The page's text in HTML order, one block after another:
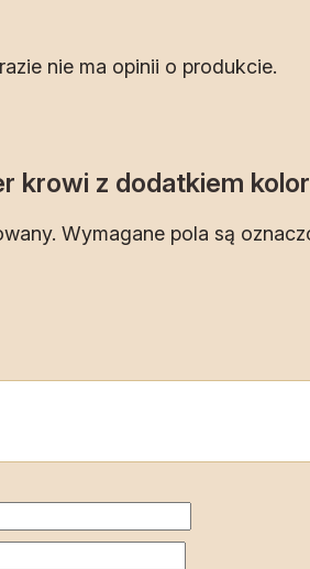
nie ma opinii o produkcie.
krowi z dodatkiem
Wymagane pola są